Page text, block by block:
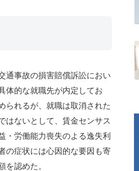
通事故の損害賠償訴訟におい
体的な就職先が内定してお
られるが、就職は取消された
はないとして、賃金センサス
・労働能力喪失のよる逸失利
の症状には心因的な要因も寄
を認めた。